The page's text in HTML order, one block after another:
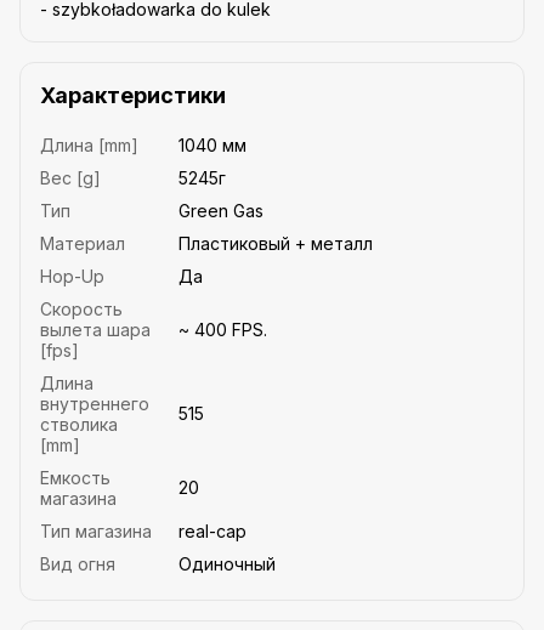
- szybkoładowarka do kulek
Характеристики
Длина [mm]
1040 мм
Вес [g]
5245г
Тип
Green Gas
Материал
Пластиковый + металл
Hop-Up
Да
Скорость
вылета шара
[fps]
~ 400 FPS.
Длина
внутреннего
стволика
[mm]
515
Емкость
магазина
20
Тип магазина
real-cap
Вид огня
Одиночный